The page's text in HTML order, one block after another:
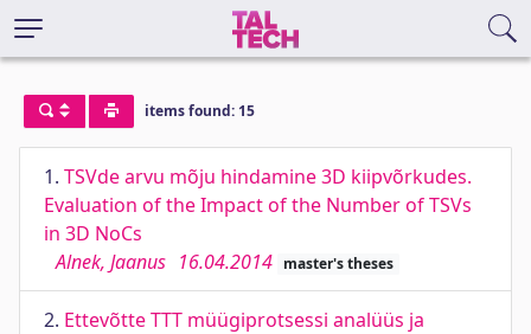
items found: 15
1. TSVde arvu mõju hindamine 3D kiipvõrkudes.
Evaluation of the Impact of the Number of TSVs
in 3D NoCs
Alnek, Jaanus 16.04.2014 master's theses
2. Ettevõtte TTT müügiprotsessi analüüs ja